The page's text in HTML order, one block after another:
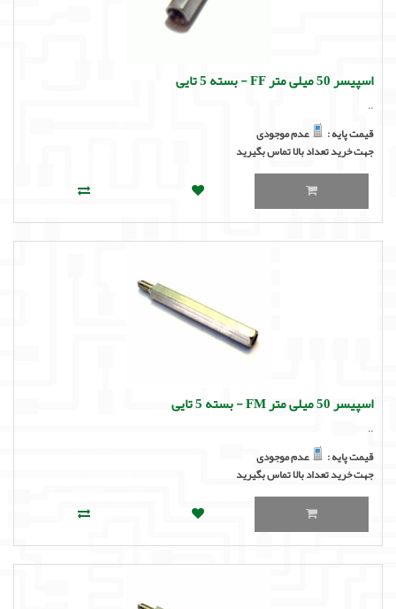
اسپیسر 50 میلی متر FF - بسته 5 تایی
..
قیمت پایه :
عدم موجودی
جهت خرید تعداد بالا تماس بگیرید
اسپیسر 50 میلی متر FM - بسته 5 تایی
..
قیمت پایه :
عدم موجودی
جهت خرید تعداد بالا تماس بگیرید